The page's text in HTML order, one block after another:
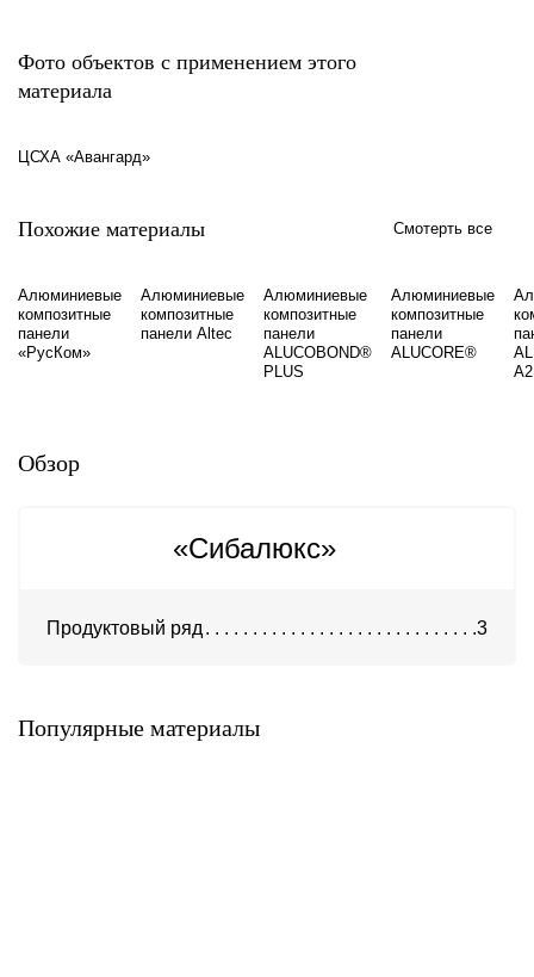
Фото объектов с применением этого
материала
ЦСХА «Авангард»
Похожие материалы Смотерть все
Алюминиевые
композитные
панели
«РусКом»
Алюминиевые
композитные
панели Altec
Алюминиевые
композитные
панели
ALUCOBOND®
PLUS
Алюминиевые
композитные
панели
ALUCORE®
A2
Обзор
«Сибалюкс»
Продуктовый ряд 3
Популярные материалы